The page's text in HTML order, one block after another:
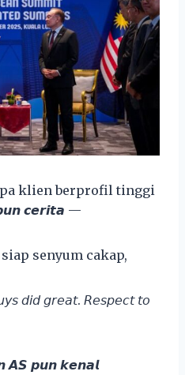
klien berprofil tinggi
𝙘𝙚𝙧𝙞𝙩𝙖 —
senyum cakap,
𝘥𝘪𝘥 𝘨𝘳𝘦𝘢𝘵. 𝘙𝘦𝘴𝘱𝘦𝘤𝘵 𝘵𝘰
𝘼𝙎 𝙥𝙪𝙣 𝙠𝙚𝙣𝙖𝙡